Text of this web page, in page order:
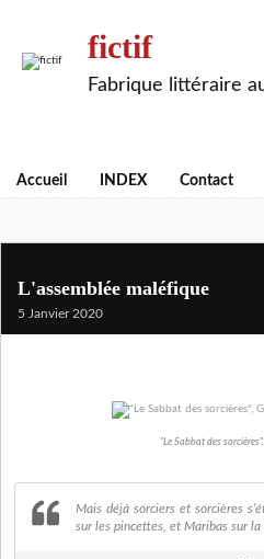
fictif
Fabrique littéraire
Accueil INDEX Contact
L'assemblée maléfique
5 Janvier 2020
"Le Sabbat des
Mais déjà sorciers et sorcières
sur les pincettes, et Maribas sur la